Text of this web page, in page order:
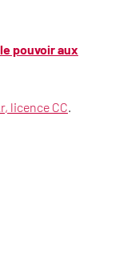
pouvoir aux
licence CC